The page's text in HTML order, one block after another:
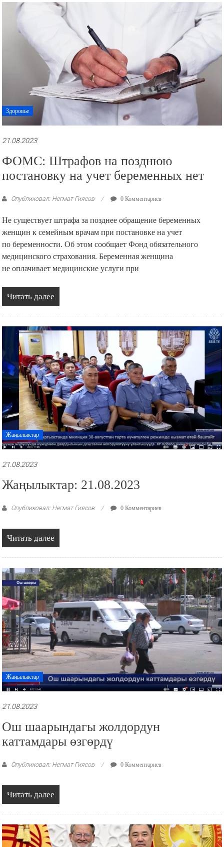
рекламные
презентации.
Здоровье
21.08.2023
ФОМС: Штрафов на позднюю
постановку на учет беременных нет
Опубликовал: Негмат Гиясов 0 Комментариев
Не существует штрафа за позднее обращение беременных
женщин к семейным врачам при постановке на учет
по беременности. Об этом сообщает Фонд обязательного
медицинского страхования. Беременная женщина
не оплачивает медицинские услуги при
Читать далее
Жаңылыктар
21.08.2023
Жаңылыктар: 21.08.2023
Опубликовал: Негмат Гиясов 0 Комментариев
Читать далее
Жаңылыктар
21.08.2023
Ош шаарындагы жолдордун
каттамдары өзгөрдү
Опубликовал: Негмат Гиясов 0 Комментариев
Читать далее